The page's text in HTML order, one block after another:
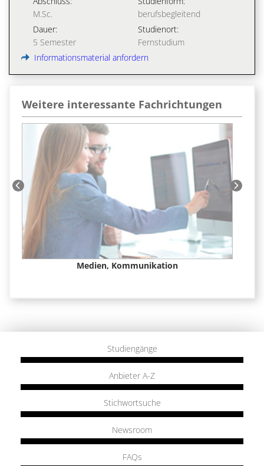
M.Sc.
berufsbegleitend
Dauer:
5 Semester
Studienort:
Fernstudium
Informationsmaterial anfordern
Weitere interessante Fachrichtungen
Medien, Kommunikation
Studiengänge
Anbieter A-Z
Stichwortsuche
Newsroom
FAQs